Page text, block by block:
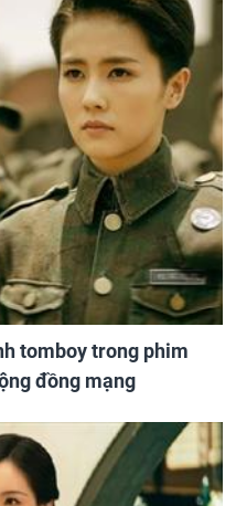
tomboy trong phim
đồng mạng